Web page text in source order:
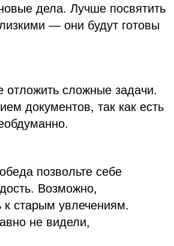
дела. Лучше посвятить
— они будут готовы
сложные задачи.
документов, так как есть
позвольте себе
Возможно,
к старым увлечениям.
не видели,